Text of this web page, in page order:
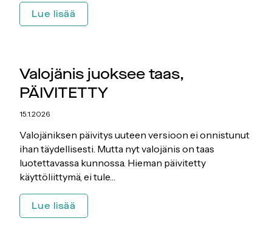
Lue lisää
varoitus:
Valojänis juoksee taas,
PÄIVITETTY
15.1.2026
Valojäniksen päivitys uuteen versioon ei onnistunut
ihan täydellisesti. Mutta nyt valojänis on taas
luotettavassa kunnossa. Hieman päivitetty
käyttöliittymä, ei tule…
Lue lisää
juoksee